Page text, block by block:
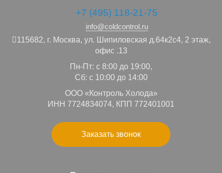
+7 (495) 118-21-75
info@coldcontrol.ru
115682, г. Москва, ул. Шипиловская д.64к2с4, 2 этаж,
офис .13
Пн-Пт: с 8:00 до 19:00,
Сб: с 10:00 до 14:00
ООО «Контроль Холода»
ИНН 7724834074, КПП 772401001
Заказать звонок